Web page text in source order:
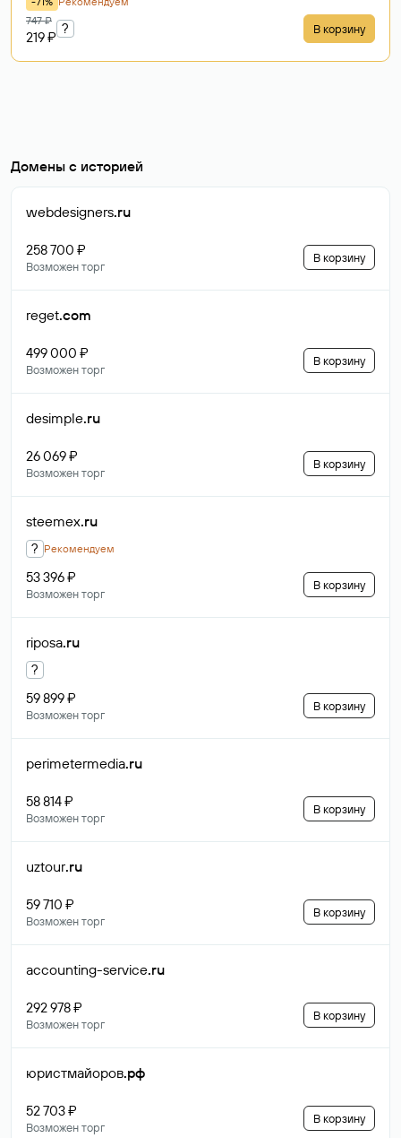
747 ₽
219 ₽
? В корзину
Домены с историей
webdesigners.ru
258 700 ₽
Возможен торг
В корзину
reget.com
499 000 ₽
Возможен торг
В корзину
desimple.ru
26 069 ₽
Возможен торг
В корзину
steemex.ru
? Рекомендуем
53 396 ₽
Возможен торг
В корзину
riposa.ru
?
59 899 ₽
Возможен торг
В корзину
perimetermedia.ru
58 814 ₽
Возможен торг
В корзину
uztour.ru
59 710 ₽
Возможен торг
В корзину
accounting-service.ru
292 978 ₽
Возможен торг
В корзину
юристмайоров.рф
52 703 ₽
Возможен торг
В корзину